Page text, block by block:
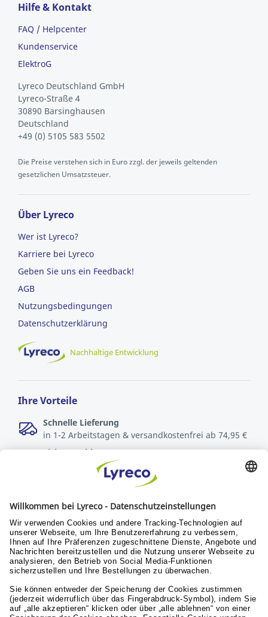
Hilfe & Kontakt
FAQ / Helpcenter
Kundenservice
ElektroG
Lyreco Deutschland GmbH
Lyreco-Straße 4
30890 Barsinghausen
Deutschland
+49 (0) 5105 583 5502
Die Preise verstehen sich in Euro zzgl. der jeweils geltenden
gesetzlichen Umsatzsteuer.
Über Lyreco
Wer ist Lyreco?
Karriere bei Lyreco
Geben Sie uns ein Feedback!
AGB
Nutzungsbedingungen
Datenschutzerklärung
Nachhaltige Entwicklung
Ihre Vorteile
Schnelle Lieferung
in 1-2 Arbeitstagen & versandkostenfrei ab 74,95 €
Sichere Zahlungsarten
Rechnung oder Kreditkarte
Kostenlose Rücksendungen
Verantwortung
Nachhaltigkeit
Menschen & Werte
Lyreco for Education